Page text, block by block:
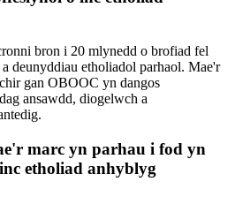
bron i 20 mlynedd o brofiad fel
deunyddiau etholiadol parhaol. Mae'r
gan OBOOC yn dangos
ansawdd, diogelwch a
marc yn parhau i fod yn
etholiad anhyblyg